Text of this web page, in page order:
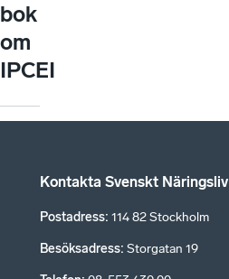
bok
om
IPCEI
Kontakta Svenskt Näringsliv
Postadress: 114 82 Stockholm
Besöksadress: Storgatan 19